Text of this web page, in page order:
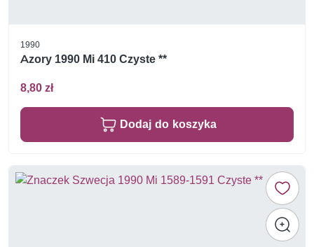
1990
Azory 1990 Mi 410 Czyste **
8,80 zł
Dodaj do koszyka